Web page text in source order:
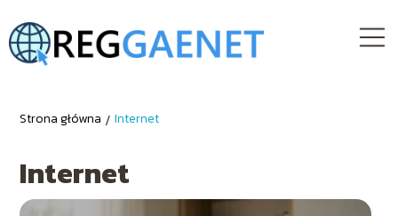
Strona główna /Internet
Internet